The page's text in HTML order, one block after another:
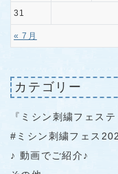
« 7月
31
カテゴリー
『ミシン刺繍フェス
#ミシン刺繍フェス
♪ 動画でご紹介♪